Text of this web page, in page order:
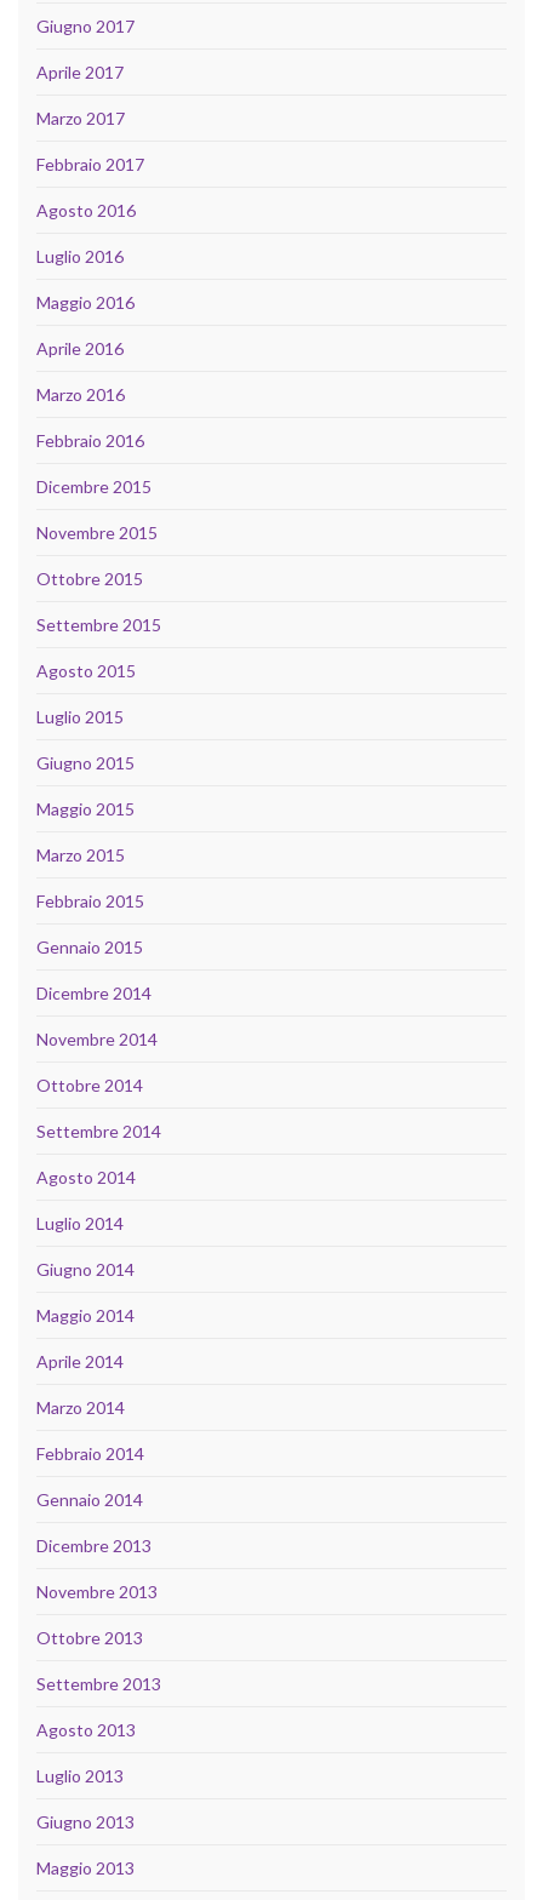
Giugno 2017
Aprile 2017
Marzo 2017
Febbraio 2017
Agosto 2016
Luglio 2016
Maggio 2016
Aprile 2016
Marzo 2016
Febbraio 2016
Dicembre 2015
Novembre 2015
Ottobre 2015
Settembre 2015
Agosto 2015
Luglio 2015
Giugno 2015
Maggio 2015
Marzo 2015
Febbraio 2015
Gennaio 2015
Dicembre 2014
Novembre 2014
Ottobre 2014
Settembre 2014
Agosto 2014
Luglio 2014
Giugno 2014
Maggio 2014
Aprile 2014
Marzo 2014
Febbraio 2014
Gennaio 2014
Dicembre 2013
Novembre 2013
Ottobre 2013
Settembre 2013
Agosto 2013
Luglio 2013
Giugno 2013
Maggio 2013